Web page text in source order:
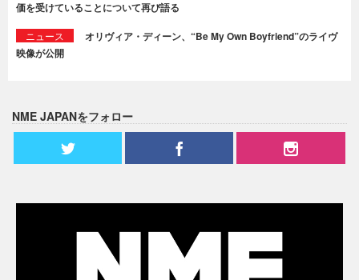
価を受けていることについて再び語る
ニュース
オリヴィア・ディーン、“Be My Own Boyfriend”のライヴ
映像が公開
NME JAPANをフォロー